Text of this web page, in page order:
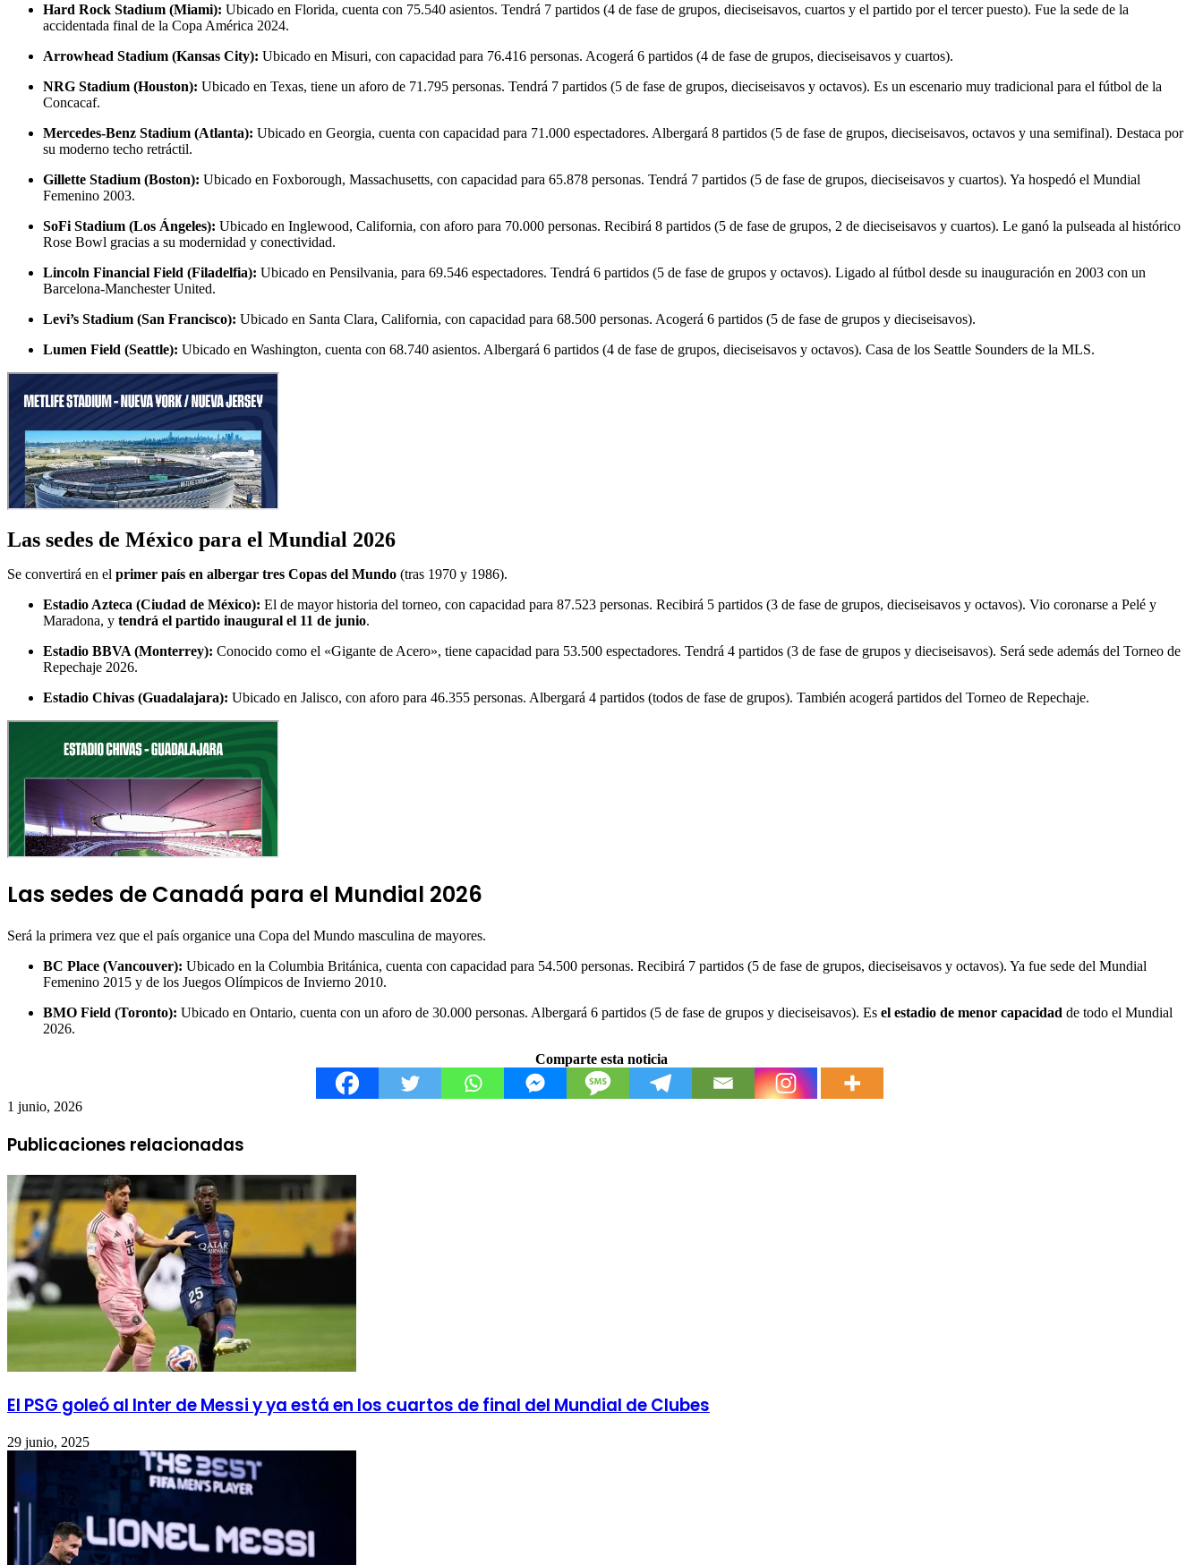
Hard Rock Stadium (Miami): Ubicado en Florida, cuenta con 75.540 asientos. Tendrá 7 partidos (4 de fase de grupos, dieciseisavos, cuartos y el partido por el tercer puesto). Fue la sede de la
accidentada final de la Copa América 2024.
Arrowhead Stadium (Kansas City): Ubicado en Misuri, con capacidad para 76.416 personas. Acogerá 6 partidos (4 de fase de grupos, dieciseisavos y cuartos).
NRG Stadium (Houston): Ubicado en Texas, tiene un aforo de 71.795 personas. Tendrá 7 partidos (5 de fase de grupos, dieciseisavos y octavos). Es un escenario muy tradicional para el fútbol de la
Concacaf.
Mercedes-Benz Stadium (Atlanta): Ubicado en Georgia, cuenta con capacidad para 71.000 espectadores. Albergará 8 partidos (5 de fase de grupos, dieciseisavos, octavos y una semifinal). Destaca por
su moderno techo retráctil.
Gillette Stadium (Boston): Ubicado en Foxborough, Massachusetts, con capacidad para 65.878 personas. Tendrá 7 partidos (5 de fase de grupos, dieciseisavos y cuartos). Ya hospedó el Mundial
Femenino 2003.
SoFi Stadium (Los Ángeles): Ubicado en Inglewood, California, con aforo para 70.000 personas. Recibirá 8 partidos (5 de fase de grupos, 2 de dieciseisavos y cuartos). Le ganó la pulseada al histórico
Rose Bowl gracias a su modernidad y conectividad.
Lincoln Financial Field (Filadelfia): Ubicado en Pensilvania, para 69.546 espectadores. Tendrá 6 partidos (5 de fase de grupos y octavos). Ligado al fútbol desde su inauguración en 2003 con un
Barcelona-Manchester United.
Levi’s Stadium (San Francisco): Ubicado en Santa Clara, California, con capacidad para 68.500 personas. Acogerá 6 partidos (5 de fase de grupos y dieciseisavos).
Lumen Field (Seattle): Ubicado en Washington, cuenta con 68.740 asientos. Albergará 6 partidos (4 de fase de grupos, dieciseisavos y octavos). Casa de los Seattle Sounders de la MLS.
Las sedes de México para el Mundial 2026
Se convertirá en el primer país en albergar tres Copas del Mundo (tras 1970 y 1986).
Estadio Azteca (Ciudad de México): El de mayor historia del torneo, con capacidad para 87.523 personas. Recibirá 5 partidos (3 de fase de grupos, dieciseisavos y octavos). Vio coronarse a Pelé y
Maradona, y tendrá el partido inaugural el 11 de junio.
Estadio BBVA (Monterrey): Conocido como el «Gigante de Acero», tiene capacidad para 53.500 espectadores. Tendrá 4 partidos (3 de fase de grupos y dieciseisavos). Será sede además del Torneo de
Repechaje 2026.
Estadio Chivas (Guadalajara): Ubicado en Jalisco, con aforo para 46.355 personas. Albergará 4 partidos (todos de fase de grupos). También acogerá partidos del Torneo de Repechaje.
Las sedes de Canadá para el Mundial 2026
Será la primera vez que el país organice una Copa del Mundo masculina de mayores.
BC Place (Vancouver): Ubicado en la Columbia Británica, cuenta con capacidad para 54.500 personas. Recibirá 7 partidos (5 de fase de grupos, dieciseisavos y octavos). Ya fue sede del Mundial
Femenino 2015 y de los Juegos Olímpicos de Invierno 2010.
BMO Field (Toronto): Ubicado en Ontario, cuenta con un aforo de 30.000 personas. Albergará 6 partidos (5 de fase de grupos y dieciseisavos). Es el estadio de menor capacidad de todo el Mundial
2026.
Comparte esta noticia
1 junio, 2026
Publicaciones relacionadas
El PSG goleó al Inter de Messi y ya está en los cuartos de final del Mundial de Clubes
29 junio, 2025